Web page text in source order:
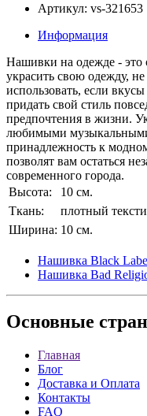
Артикул: vs-321653
Информация
Нашивки на одежде - это
украсить свою одежду, не
использовать, если
придать свой стиль
предпочтения в жизни.
любимыми
принадлежность к
позволят вам остаться
современного города.
Высота:
10 см.
Ткань:
плотный
Ширина: 10 см.
Нашивка Black
Нашивка Bad
Основные
Главная
Блог
Доставка и Оплата
Контакты
FAQ